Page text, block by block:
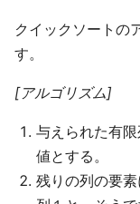
クイックソートの
す。
[アルゴリズム]
与えられた有
値とする。
残りの列の要